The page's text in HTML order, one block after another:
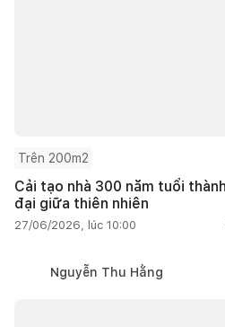
Trên 200m2
Cải tạo nhà 300 năm tuổi
đại giữa thiên nhiên
27/06/2026, lúc 10:00
Nguyễn Thu Hằng